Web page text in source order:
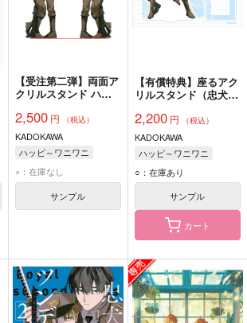
【受注第二弾】両面ア
クリルスタンド ハッ
下とツンデレ少尉』
（BLコミックフェア
2026）
2,500 円 （税込）
KADOKAWA
ハッピ～ワニワニ
×：在庫なし
サンプル
【有償特典】座るアク
リルスタンド（忠犬部
2,200円 （税込）
KADOKAWA
ハッピ～ワニワニ
○：在庫あり
サンプル
カート